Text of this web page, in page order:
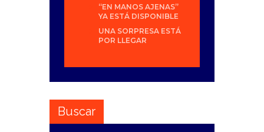
“EN MANOS AJENAS”
YA ESTÁ DISPONIBLE
UNA SORPRESA ESTÁ
POR LLEGAR
Buscar